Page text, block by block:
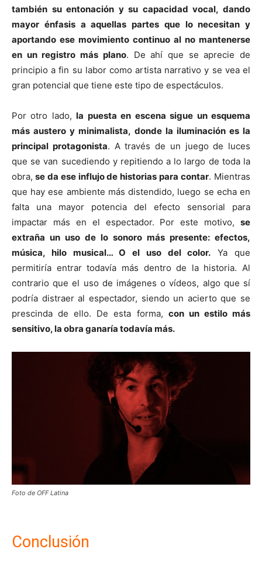
también su entonación y su capacidad vocal, dando
mayor énfasis a aquellas partes que lo necesitan y
aportando ese movimiento continuo al no mantenerse
en un registro más plano. De ahí que se aprecie de
principio a fin su labor como artista narrativo y se vea el
gran potencial que tiene este tipo de espectáculos.
Por otro lado,la puesta en escena sigue un esquema
más austero y minimalista, donde la iluminación es la
principal protagonista. A través de un juego de luces
que se van sucediendo y repitiendo a lo largo de toda la
obra, se da ese influjo de historias para contar. Mientras
que hay ese ambiente más distendido, luego se echa en
falta una mayor potencia del efecto sensorial para
impactar más en el espectador. Por este motivo, se
extraña un uso de lo sonoro más presente: efectos,
música, hilo musical… O el uso del color. Ya que
permitiría entrar todavía más dentro de la historia. Al
contrario que el uso de imágenes o vídeos, algo que sí
podría distraer al espectador, siendo un acierto que se
prescinda de ello. De esta forma, con un estilo más
sensitivo, la obra ganaría todavía más.
Foto de OFF Latina
Conclusión